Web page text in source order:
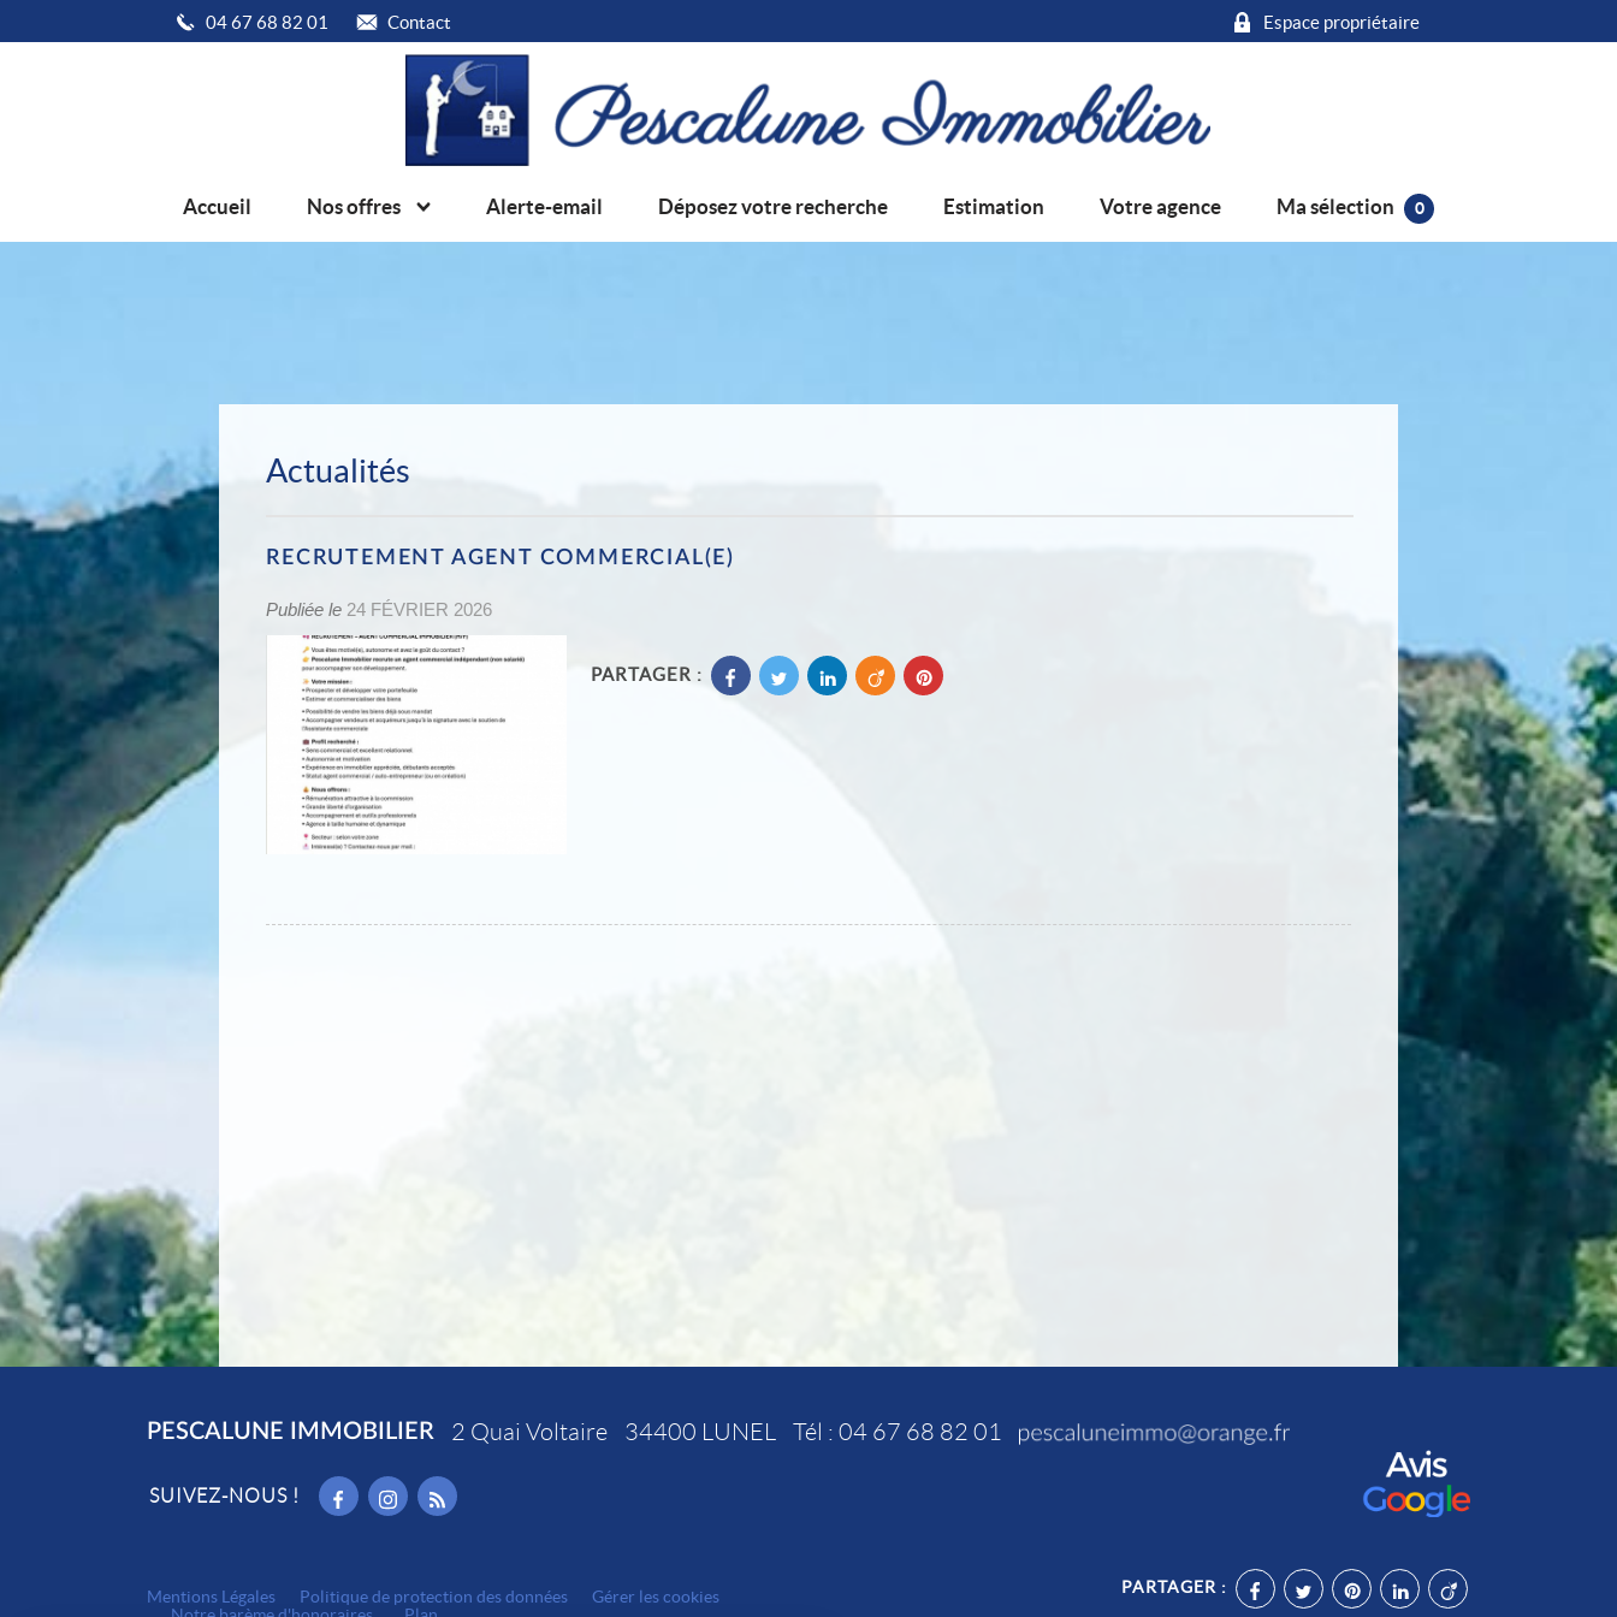
04 67 68 82 01 Contact Espace propriétaire
Accueil Nos offres Alerte-email Déposez votre recherche Estimation Votre agence Ma sélection 0
Actualités
RECRUTEMENT AGENT COMMERCIAL(E)
Publiée le 24 FÉVRIER 2026
PARTAGER :
PESCALUNE IMMOBILIER 2 Quai Voltaire 34400 LUNEL Tél : 04 67 68 82 01
SUIVEZ-NOUS !
Mentions Légales Politique de protection des données
Gérer les cookies
PARTAGER :